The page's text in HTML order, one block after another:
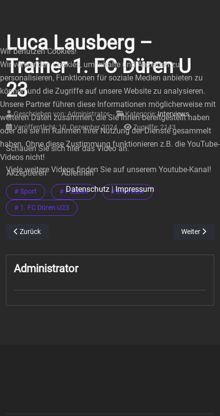
Luca Lausberg –
Trainer 1. FC Düren U
23
Geschrieben von:Administrator Kategorie:Interviews
Veröffentlicht: 10. Dezember 2024
Zugriffe: 2143
Schauen Sie sich hier das Video an.
Viele weitere Videos finden Sie auf unserem Youtube-Kanal!
# Sport # Fußball # Interview
# 1. FC Düren U23
Vorheriger Beitrag: Yunus Kocak – Trainer Viktoria Arnoldsweiler
Zurück Nächster
Weiter
Administrator
Wir benutzen Cookies!
Wir verwenden Cookies, um Inhalte und Anzeigen zu
personalisieren, Funktionen für soziale Medien anbieten zu
können und die Zugriffe auf unsere Website zu analysieren.
Unsere Partner führen diese Informationen möglicherweise mit
weiteren Daten zusammen, die Sie ihnen bereitgestellt haben
oder die sie im Rahmen Ihrer Nutzung der Dienste gesammelt
haben. Ohne diese Zustimmung funktionieren z.B. die YouTube-
Videos nicht!
Akzeptieren
Ablehnen
Datenschutz|Impressum